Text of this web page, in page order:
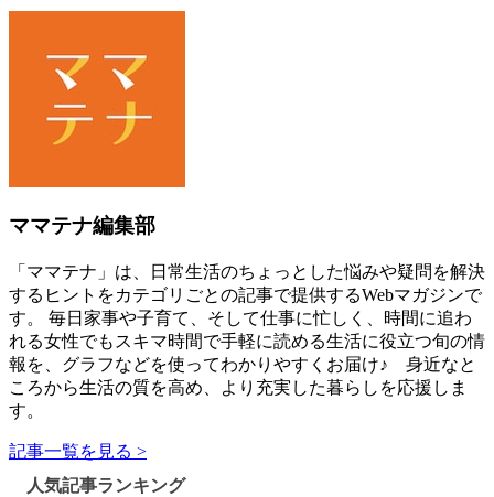
ママテナ編集部
「ママテナ」は、日常生活のちょっとした悩みや疑問を解決
するヒントをカテゴリごとの記事で提供するWebマガジンで
す。 毎日家事や子育て、そして仕事に忙しく、時間に追わ
れる女性でもスキマ時間で手軽に読める生活に役立つ旬の情
報を、グラフなどを使ってわかりやすくお届け♪ 身近なと
ころから生活の質を高め、より充実した暮らしを応援しま
す。
記事一覧を見る >
人気記事ランキング